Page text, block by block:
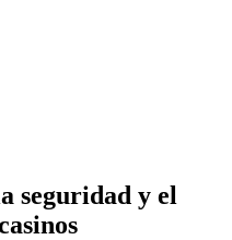
seguridad y el